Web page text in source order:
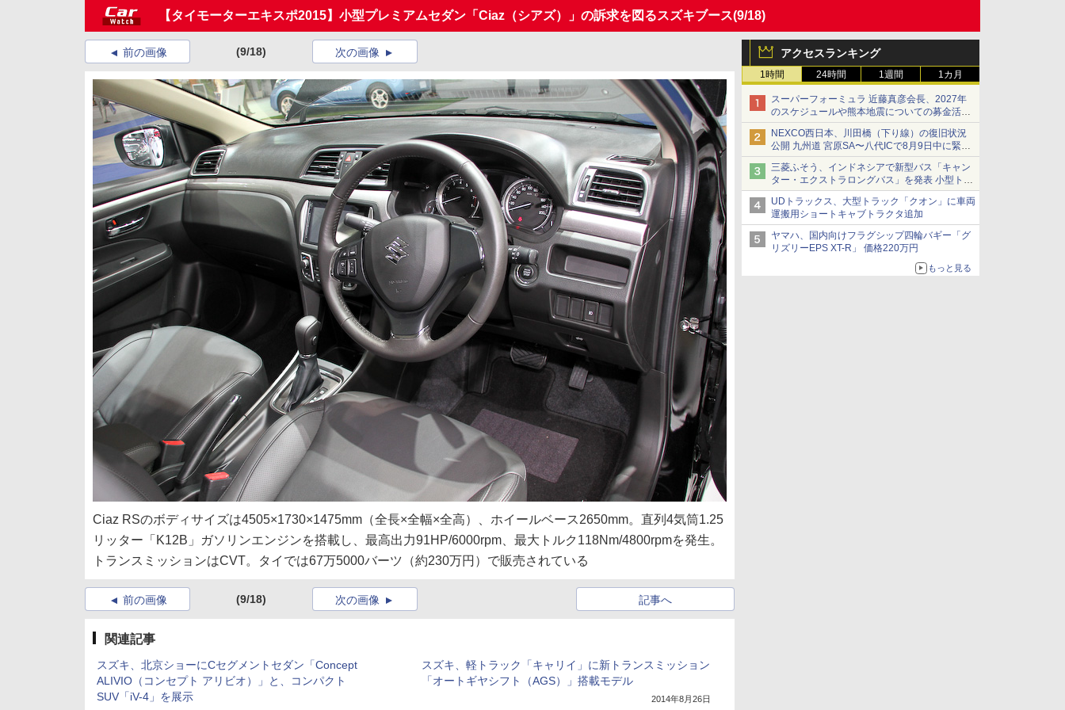
【タイモーターエキスポ2015】小型プレミアムセダン「Ciaz（シアズ）」の訴求を図るスズキブース(9/18)
アクセスランキング
1時間 24時間 1週間 1カ月
スーパーフォーミュラ 近藤真彦会長、2027年
のスケジュールや熊本地震についての募金活動
を紹介
NEXCO西日本、川田橋（下り線）の復旧状況
公開 九州道 宮原SA〜八代ICで8月9日中に緊急
車両を通行可能に
三菱ふそう、インドネシアで新型バス「キャン
ター・エクストラロングバス」を発表 小型トラ
ックベースの観光・旅客輸送向けバス
UDトラックス、大型トラック「クオン」に車両
運搬用ショートキャブトラクタ追加
ヤマハ、国内向けフラグシップ四輪バギー「グ
リズリーEPS XT-R」 価格220万円
もっと見る
前の画像 (9/18) 次の画像
Ciaz RSのボディサイズは4505×1730×1475mm（全長×全幅×全高）、ホイールベース2650mm。直列4気筒1.25
リッター「K12B」ガソリンエンジンを搭載し、最高出力91HP/6000rpm、最大トルク118Nm/4800rpmを発生。
トランスミッションはCVT。タイでは67万5000バーツ（約230万円）で販売されている
前の画像 (9/18) 記事へ
次の画像
関連記事
スズキ、北京ショーにCセグメントセダン「Concept
ALIVIO（コンセプト アリビオ）」と、コンパクト
SUV「iV-4」を展示
スズキ、軽トラック「キャリイ」に新トランスミッション
「オートギヤシフト（AGS）」搭載モデル
2014年8月26日